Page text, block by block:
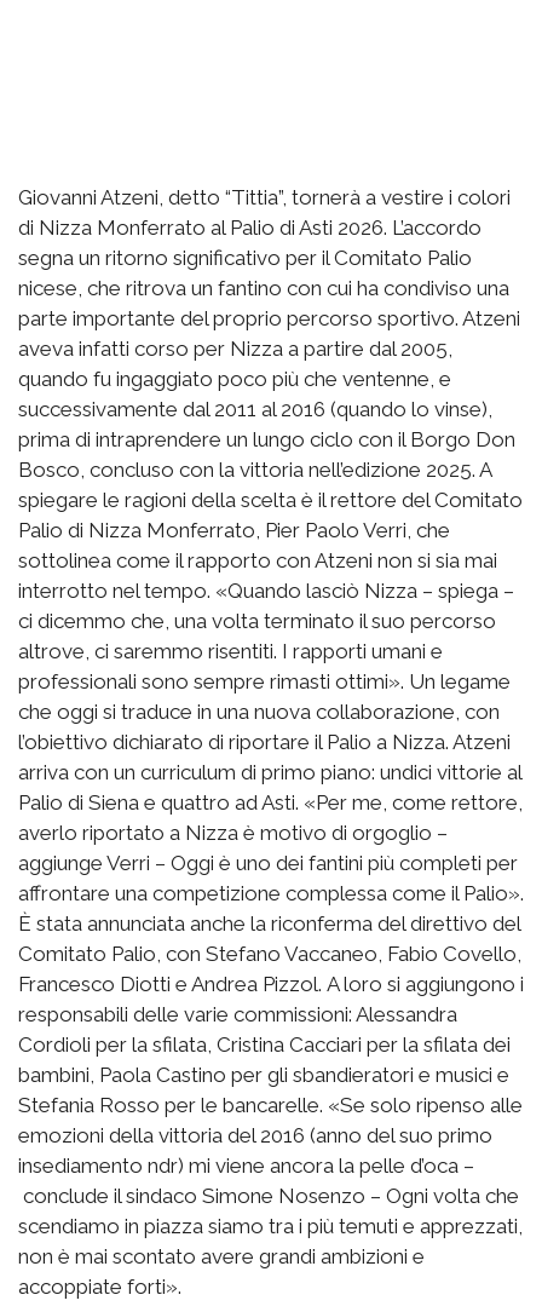
Giovanni Atzeni, detto “Tittia”, tornerà a vestire i colori
di Nizza Monferrato al Palio di Asti 2026. L’accordo
segna un ritorno significativo per il Comitato Palio
nicese, che ritrova un fantino con cui ha condiviso una
parte importante del proprio percorso sportivo. Atzeni
aveva infatti corso per Nizza a partire dal 2005,
quando fu ingaggiato poco più che ventenne, e
successivamente dal 2011 al 2016 (quando lo vinse),
prima di intraprendere un lungo ciclo con il Borgo Don
Bosco, concluso con la vittoria nell’edizione 2025. A
spiegare le ragioni della scelta è il rettore del Comitato
Palio di Nizza Monferrato, Pier Paolo Verri, che
sottolinea come il rapporto con Atzeni non si sia mai
interrotto nel tempo. «Quando lasciò Nizza – spiega –
ci dicemmo che, una volta terminato il suo percorso
altrove, ci saremmo risentiti. I rapporti umani e
professionali sono sempre rimasti ottimi». Un legame
che oggi si traduce in una nuova collaborazione, con
l’obiettivo dichiarato di riportare il Palio a Nizza. Atzeni
arriva con un curriculum di primo piano: undici vittorie al
Palio di Siena e quattro ad Asti. «Per me, come rettore,
averlo riportato a Nizza è motivo di orgoglio –
aggiunge Verri – Oggi è uno dei fantini più completi per
affrontare una competizione complessa come il Palio».
È stata annunciata anche la riconferma del direttivo del
Comitato Palio, con Stefano Vaccaneo, Fabio Covello,
Francesco Diotti e Andrea Pizzol. A loro si aggiungono i
responsabili delle varie commissioni: Alessandra
Cordioli per la sfilata, Cristina Cacciari per la sfilata dei
bambini, Paola Castino per gli sbandieratori e musici e
Stefania Rosso per le bancarelle. «Se solo ripenso alle
emozioni della vittoria del 2016 (anno del suo primo
insediamento ndr) mi viene ancora la pelle d’oca –
conclude il sindaco Simone Nosenzo – Ogni volta che
scendiamo in piazza siamo tra i più temuti e apprezzati,
non è mai scontato avere grandi ambizioni e
accoppiate forti».